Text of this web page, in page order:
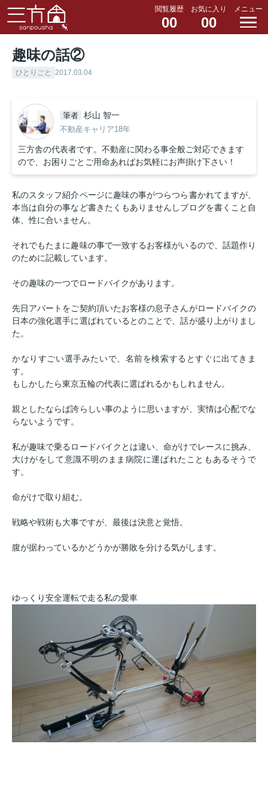
閲覧履歴
00
お気に入り
00
メニュー
趣味の話②
ひとりごと 2017.03.04
筆者 杉山 智一
不動産キャリア18年
三方舎の代表者です。不動産に関わる事全般ご対応できます
ので、お困りごとご用命あればお気軽にお声掛け下さい！
私のスタッフ紹介ページに趣味の事がつらつら書かれてますが、
本当は自分の事など書きたくもありませんしブログを書くこと自
体、性に合いません。
それでもたまに趣味の事で一致するお客様がいるので、話題作り
のために記載しています。
その趣味の一つでロードバイクがあります。
先日アパートをご契約頂いたお客様の息子さんがロードバイクの
日本の強化選手に選ばれているとのことで、話が盛り上がりまし
た。
かなりすごい選手みたいで、名前を検索するとすぐに出てきま
す。
もしかしたら東京五輪の代表に選ばれるかもしれません。
親としたならば誇らしい事のように思いますが、実情は心配でな
らないようです。
私が趣味で乗るロードバイクとは違い、命がけでレースに挑み、
大けがをして意識不明のまま病院に運ばれたこともあるそうで
す。
命がけで取り組む。
戦略や戦術も大事ですが、最後は決意と覚悟。
腹が据わっているかどうかが勝敗を分ける気がします。
ゆっくり安全運転で走る私の愛車